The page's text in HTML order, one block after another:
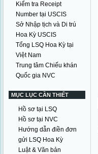
Kiểm tra Receipt
Number tại USCIS
Sở Nhập tịch và Di trú
Hoa Kỳ USCIS
Tổng LSQ Hoa Kỳ tại
Việt Nam
Trung tâm Chiếu khán
Quốc gia NVC
MỤC LỤC CẦN THIẾT
Hồ sơ tại LSQ
Hồ sơ tại NVC
Hướng dẫn điền đơn
gửi LSQ Hoa Kỳ
Luật & Văn bản